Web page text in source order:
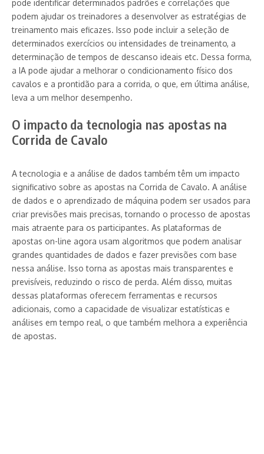
pode identificar determinados padrões e correlações que
podem ajudar os treinadores a desenvolver as estratégias de
treinamento mais eficazes. Isso pode incluir a seleção de
determinados exercícios ou intensidades de treinamento, a
determinação de tempos de descanso ideais etc. Dessa forma,
a IA pode ajudar a melhorar o condicionamento físico dos
cavalos e a prontidão para a corrida, o que, em última análise,
leva a um melhor desempenho.
O impacto da tecnologia nas apostas na
Corrida de Cavalo
A tecnologia e a análise de dados também têm um impacto
significativo sobre as apostas na Corrida de Cavalo. A análise
de dados e o aprendizado de máquina podem ser usados para
criar previsões mais precisas, tornando o processo de apostas
mais atraente para os participantes. As plataformas de
apostas on-line agora usam algoritmos que podem analisar
grandes quantidades de dados e fazer previsões com base
nessa análise. Isso torna as apostas mais transparentes e
previsíveis, reduzindo o risco de perda. Além disso, muitas
dessas plataformas oferecem ferramentas e recursos
adicionais, como a capacidade de visualizar estatísticas e
análises em tempo real, o que também melhora a experiência
de apostas.